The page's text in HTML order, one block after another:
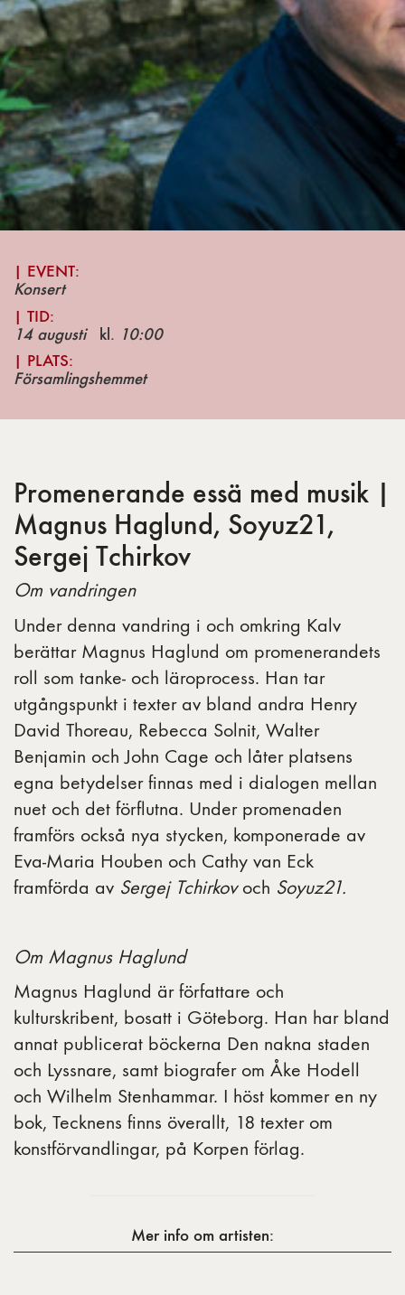
| EVENT:
Konsert
| TID:
14 augustikl. 10:00
| PLATS:
Församlingshemmet
Promenerande essä med musik |
Magnus Haglund, Soyuz21,
Sergej Tchirkov
Om vandringen
Under denna vandring i och omkring Kalv
berättar Magnus Haglund om promenerandets
roll som tanke- och läroprocess. Han tar
utgångspunkt i texter av bland andra Henry
David Thoreau, Rebecca Solnit, Walter
Benjamin och John Cage och låter platsens
egna betydelser finnas med i dialogen mellan
nuet och det förflutna. Under promenaden
framförs också nya stycken, komponerade av
Eva-Maria Houben och Cathy van Eck
framförda av Sergej Tchirkovoch Soyuz21.
Om Magnus Haglund
Magnus Haglund är författare och
kulturskribent, bosatt i Göteborg. Han har bland
annat publicerat böckerna Den nakna staden
och Lyssnare, samt biografer om Åke Hodell
och Wilhelm Stenhammar. I höst kommer en ny
bok, Tecknens finns överallt, 18 texter om
konstförvandlingar, på Korpen förlag.
Mer info om artisten: